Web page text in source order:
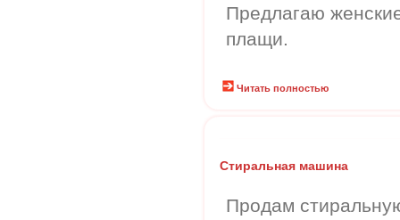
Предлагаю
плащи.
Читать полностью
Стиральная машина
Продам